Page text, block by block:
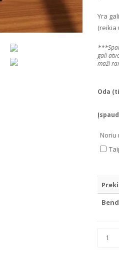
Yra
(reikia
gali
maži
Oda
Noriu